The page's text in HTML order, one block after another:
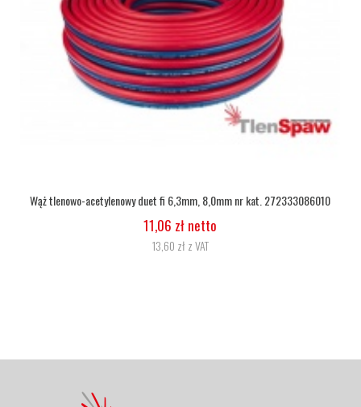
Wąż tlenowy fi 6,3
5,07 zł netto
6,24 zł z VAT